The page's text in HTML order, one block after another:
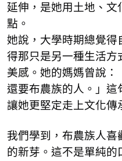
延伸，是她用土地、文
點。
她說，大學時期總覺得
得那只是另一種生活方
美感。她的媽媽曾說
還要布農族的人。」這
讓她更堅定走上文化傳
我們學到，布農族人
的新芽。這不是單純